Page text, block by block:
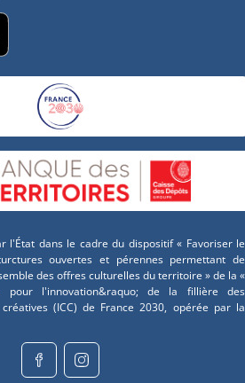
l'État dans le cadre du dispositif « Favoriser le
ouvertes et pérennes permettant de
des offres culturelles du territoire » de la «
pour l'innovation&raquo; de la fillière des
(ICC) de France 2030, opérée par la